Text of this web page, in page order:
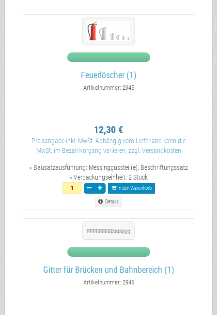
Feuerlöscher (1)
Artikelnummer: 2945
12,30 €
Preisangabe inkl. MwSt. Abhängig vom Lieferland kann die
MwSt. im Bezahlvorgang variieren; zzgl. Versandkosten
» Bausatzausführung: Messinggussteil(e), Beschriftungssatz
» Verpackungseinheit: 2 Stück
In den Warenkorb
Details
Gitter für Brücken und Bahnbereich (1)
Artikelnummer: 2946